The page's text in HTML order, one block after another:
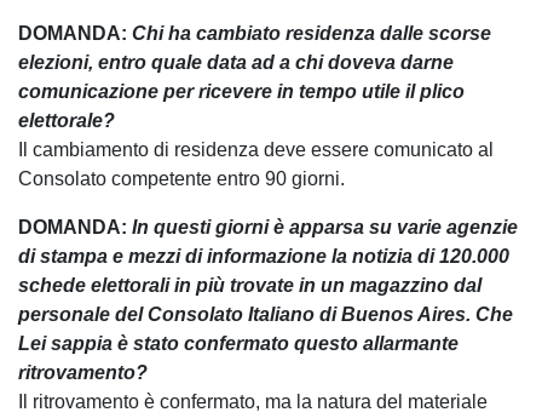
DOMANDA: Chi ha cambiato residenza dalle scorse
elezioni, entro quale data ad a chi doveva darne
comunicazione per ricevere in tempo utile il plico
elettorale?
Il cambiamento di residenza deve essere comunicato al
Consolato competente entro 90 giorni.
DOMANDA: In questi giorni è apparsa su varie agenzie
di stampa e mezzi di informazione la notizia di 120.000
schede elettorali in più trovate in un magazzino dal
personale del Consolato Italiano di Buenos Aires. Che
Lei sappia è stato confermato questo allarmante
ritrovamento?
Il ritrovamento è confermato, ma la natura del materiale